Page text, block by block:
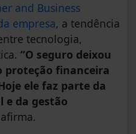
and Business
empresa, a tendência
tecnologia,
“O seguro deixou
proteção financeira
ele faz parte da
e da gestão
afirma.